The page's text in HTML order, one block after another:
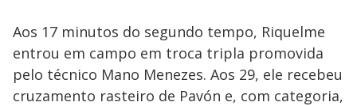
Aos 17 minutos do segundo tempo, Riquelme
entrou em campo em troca tripla promovida
pelo técnico Mano Menezes. Aos 29, ele recebeu
cruzamento rasteiro de Pavón e, com categoria,